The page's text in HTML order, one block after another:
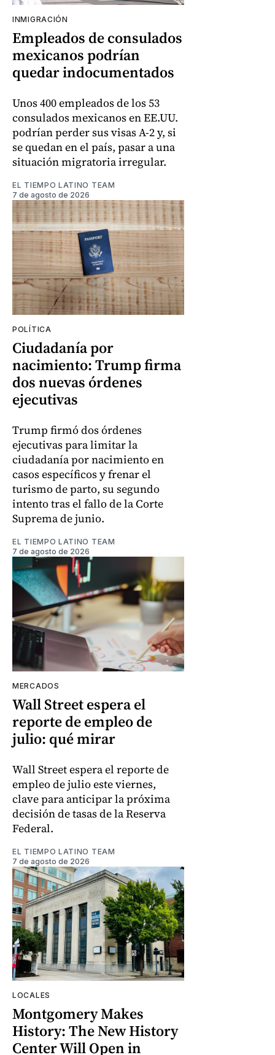
INMIGRACIÓN
Empleados de consulados
mexicanos podrían
quedar indocumentados
Unos 400 empleados de los 53
consulados mexicanos en EE.UU.
podrían perder sus visas A-2 y, si
se quedan en el país, pasar a una
situación migratoria irregular.
EL TIEMPO LATINO TEAM
7 de agosto de 2026
POLÍTICA
Ciudadanía por
nacimiento: Trump firma
dos nuevas órdenes
ejecutivas
Trump firmó dos órdenes
ejecutivas para limitar la
ciudadanía por nacimiento en
casos específicos y frenar el
turismo de parto, su segundo
intento tras el fallo de la Corte
Suprema de junio.
EL TIEMPO LATINO TEAM
7 de agosto de 2026
MERCADOS
Wall Street espera el
reporte de empleo de
julio: qué mirar
Wall Street espera el reporte de
empleo de julio este viernes,
clave para anticipar la próxima
decisión de tasas de la Reserva
Federal.
EL TIEMPO LATINO TEAM
7 de agosto de 2026
LOCALES
Montgomery Makes
History: The New History
Center Will Open in